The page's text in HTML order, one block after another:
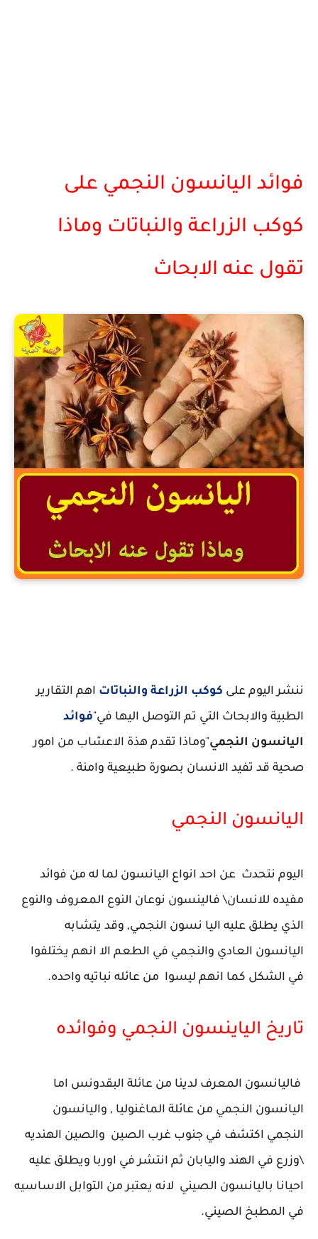
فوائد اليانسون النجمي على
كوكب الزراعة والنباتات وماذا
تقول عنه الابحاث
ننشر اليوم على كوكب الزراعة والنباتات اهم التقارير
الطبية والابحاث التي تم التوصل اليها في"فوائد
اليانسون النجمي"وماذا تقدم هذة الاعشاب من امور
صحية قد تفيد الانسان بصورة طبيعية وامنة .
اليانسون النجمي
اليوم نتحدث عن احد انواع اليانسون لما له من فوائد
مفيده للانسان\ فالينسون نوعان النوع المعروف والنوع
الذي يطلق عليه اليا نسون النجمي, وقد يتشابه
اليانسون العادي والنجمي في الطعم الا انهم يختلفوا
في الشكل كما انهم ليسوا من عائله نباتيه واحده.
تاريخ الياينسون النجمي وفوائده
فاليانسون المعرف لدينا من عائلة البقدونس اما
اليانسون النجمي من عائلة الماغنوليا , واليانسون
النجمي اكتشف في جنوب غرب الصين والصين الهنديه
\وزرع في الهند واليابان ثم انتشر في اوربا ويطلق عليه
احيانا باليانسون الصيني لانه يعتبر من التوابل الاساسيه
في المطبخ الصيني.